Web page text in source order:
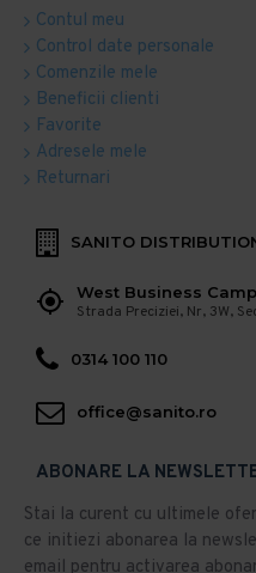
Contul meu
Control date personale
Comenzile mele
Beneficii clienti
Favorite
Adresele mele
Returnari
SANITO
West Business
Strada Preciziei, Nr, 3W,
0314 100 110
office@sanito.ro
ABONARE LA
Stai la curent cu ultimele
ce initiezi abonarea la
email pentru activarea